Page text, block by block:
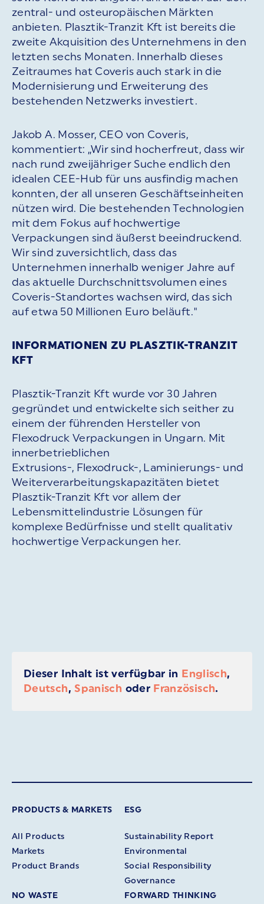
zentral- und osteuropäischen Märkten
anbieten. Plasztik-Tranzit Kft ist bereits die
zweite Akquisition des Unternehmens in den
letzten sechs Monaten. Innerhalb dieses
Zeitraumes hat Coveris auch stark in die
Modernisierung und Erweiterung des
bestehenden Netzwerks investiert.
Jakob A. Mosser, CEO von Coveris,
kommentiert: „Wir sind hocherfreut, dass wir
nach rund zweijähriger Suche endlich den
idealen CEE-Hub für uns ausfindig machen
konnten, der all unseren Geschäftseinheiten
nützen wird. Die bestehenden Technologien
mit dem Fokus auf hochwertige
Verpackungen sind äußerst beeindruckend.
Wir sind zuversichtlich, dass das
Unternehmen innerhalb weniger Jahre auf
das aktuelle Durchschnittsvolumen eines
Coveris-Standortes wachsen wird, das sich
auf etwa 50 Millionen Euro beläuft."
INFORMATIONEN ZU PLASZTIK-TRANZIT
KFT
Plasztik-Tranzit Kft wurde vor 30 Jahren
gegründet und entwickelte sich seither zu
einem der führenden Hersteller von
Flexodruck Verpackungen in Ungarn. Mit
innerbetrieblichen
Extrusions-, Flexodruck-, Laminierungs- und
Weiterverarbeitungskapazitäten bietet
Plasztik-Tranzit Kft vor allem der
Lebensmittelindustrie Lösungen für
komplexe Bedürfnisse und stellt qualitativ
hochwertige Verpackungen her.
Dieser Inhalt ist verfügbar in Englisch,
Deutsch,Spanisch oder Französisch.
PRODUCTS & MARKETS
All Products
Markets
Product Brands
ESG
Sustainability Report
Environmental
Social Responsibility
Governance
NO WASTE
FORWARD THINKING